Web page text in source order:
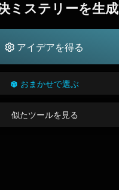
ミステリーを生成
アイデアを得る
おまかせで選ぶ
似たツールを見る